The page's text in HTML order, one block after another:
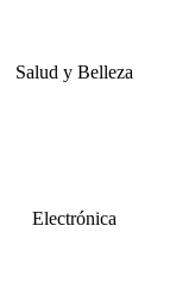
Salud y Belleza
Electrónica